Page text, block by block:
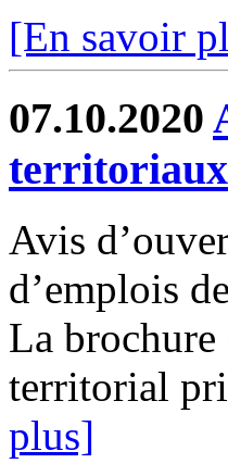
[En savoir
07.10.2020
territoriaux
Avis
d’emplois
La brochure
territorial
plus]